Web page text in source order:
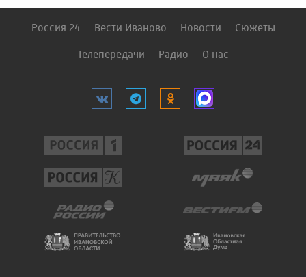
Россия 24 Вести Иваново Новости Сюжеты
Телепередачи Радио О нас